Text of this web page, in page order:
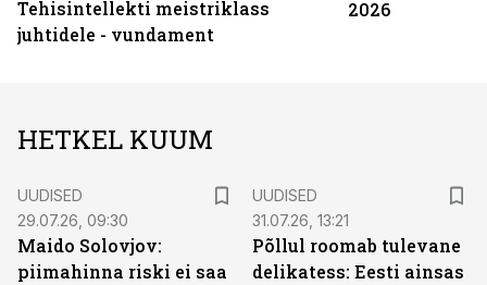
Tehisintellekti meistriklass
juhtidele - vundament
2026
HETKEL KUUM
UUDISED
29.07.26, 09:30
Maido Solovjov:
piimahinna riski ei saa
UUDISED
31.07.26, 13:21
Põllul roomab tulevane
delikatess: Eesti ainsas